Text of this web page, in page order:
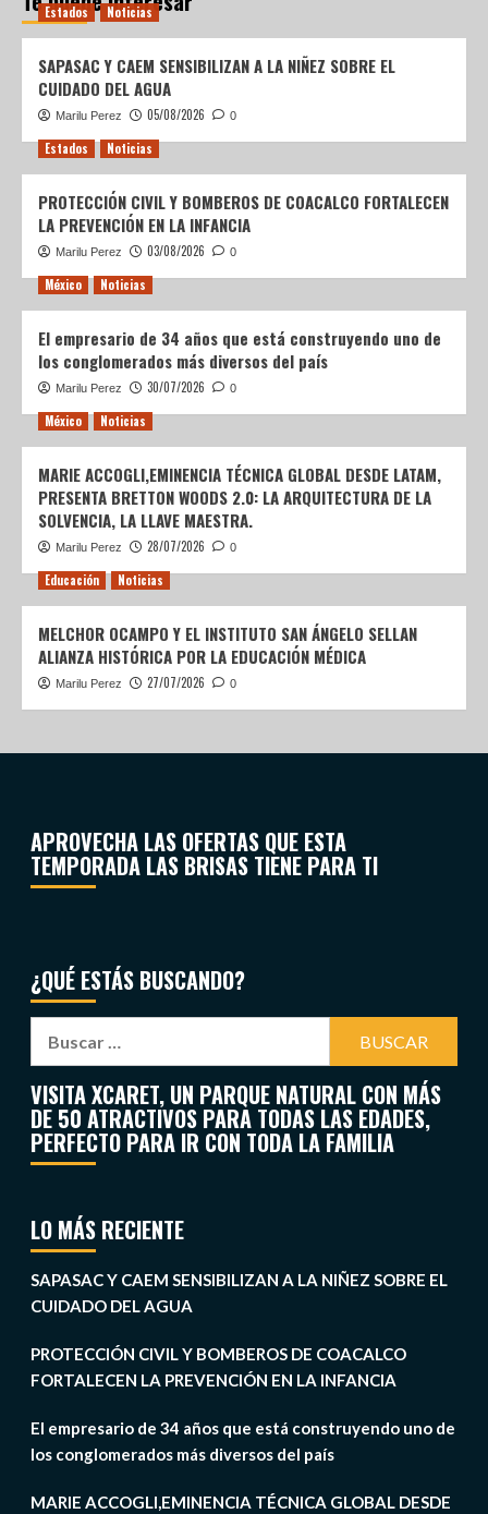
Estados Noticias
SAPASAC Y CAEM SENSIBILIZAN A LA NIÑEZ SOBRE EL
CUIDADO DEL AGUA
Marilu Perez 05/08/2026 0
Estados Noticias
PROTECCIÓN CIVIL Y BOMBEROS DE COACALCO FORTALECEN
LA PREVENCIÓN EN LA INFANCIA
Marilu Perez 03/08/2026 0
México Noticias
El empresario de 34 años que está construyendo uno de
los conglomerados más diversos del país
Marilu Perez 30/07/2026 0
México Noticias
MARIE ACCOGLI,EMINENCIA TÉCNICA GLOBAL DESDE LATAM,
PRESENTA BRETTON WOODS 2.0: LA ARQUITECTURA DE LA
SOLVENCIA, LA LLAVE MAESTRA.
Marilu Perez 28/07/2026 0
Educación Noticias
MELCHOR OCAMPO Y EL INSTITUTO SAN ÁNGELO SELLAN
ALIANZA HISTÓRICA POR LA EDUCACIÓN MÉDICA
Marilu Perez 27/07/2026 0
APROVECHA LAS OFERTAS QUE ESTA
TEMPORADA LAS BRISAS TIENE PARA TI
¿QUÉ ESTÁS BUSCANDO?
VISITA XCARET, UN PARQUE NATURAL CON MÁS
DE 50 ATRACTIVOS PARA TODAS LAS EDADES,
PERFECTO PARA IR CON TODA LA FAMILIA
LO MÁS RECIENTE
SAPASAC Y CAEM SENSIBILIZAN A LA NIÑEZ SOBRE EL
CUIDADO DEL AGUA
PROTECCIÓN CIVIL Y BOMBEROS DE COACALCO
FORTALECEN LA PREVENCIÓN EN LA INFANCIA
El empresario de 34 años que está construyendo uno de
los conglomerados más diversos del país
MARIE ACCOGLI,EMINENCIA TÉCNICA GLOBAL DESDE